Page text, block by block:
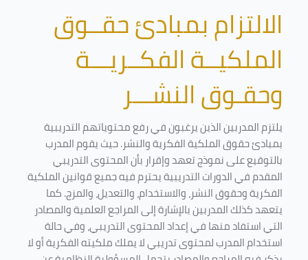
الالتزام بمبادئ حقــوق
الملكيــة الفكــريـــة
وحقـوق النشـــر
يلتزم المدربين الذين يرغبون في رفع محتوياتهم التدريبية
بمبادئ حقوق الملكية الفكرية والنشر. حيث يقوم المدرب
بالتوقيع على نموذج تعهد وإقرار بأن المحتوى التدريبي
المقدم في الدورات التدريبية يحترم فيه جميع قوانين الملكية
الفكرية وحقوق النشر، والاستخدام، والتعديل، والمزج. كما
يتعهد كذلك المدربين بالإشارة إلى المراجع العلمية والمصادر
التي استفاد منها في إعداد المحتوى التدريبي، وفي حالة
استخدام المدرب لمحتوى تدريبي لا يملك ملكيته الفكرية أو لا